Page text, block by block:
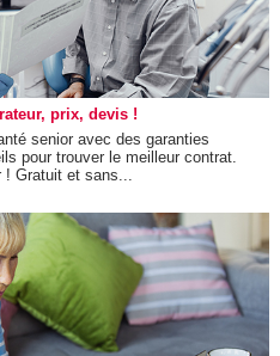
prix, devis !
senior avec des garanties
pour trouver le meilleur contrat.
! Gratuit et sans...